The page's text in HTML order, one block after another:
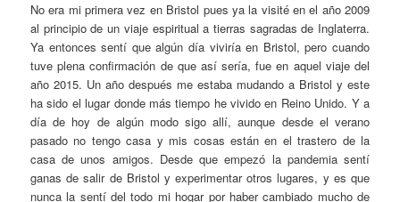
No era mi primera vez en Bristol pues ya la visité en el año 2009
al principio de un viaje espiritual a tierras sagradas de Inglaterra.
Ya entonces sentí que algún día viviría en Bristol, pero cuando
tuve plena confirmación de que así sería, fue en aquel viaje del
año 2015. Un año después me estaba mudando a Bristol y este
ha sido el lugar donde más tiempo he vivido en Reino Unido. Y a
día de hoy de algún modo sigo allí, aunque desde el verano
pasado no tengo casa y mis cosas están en el trastero de la
casa de unos amigos. Desde que empezó la pandemia sentí
ganas de salir de Bristol y experimentar otros lugares, y es que
nunca la sentí del todo mi hogar por haber cambiado mucho de